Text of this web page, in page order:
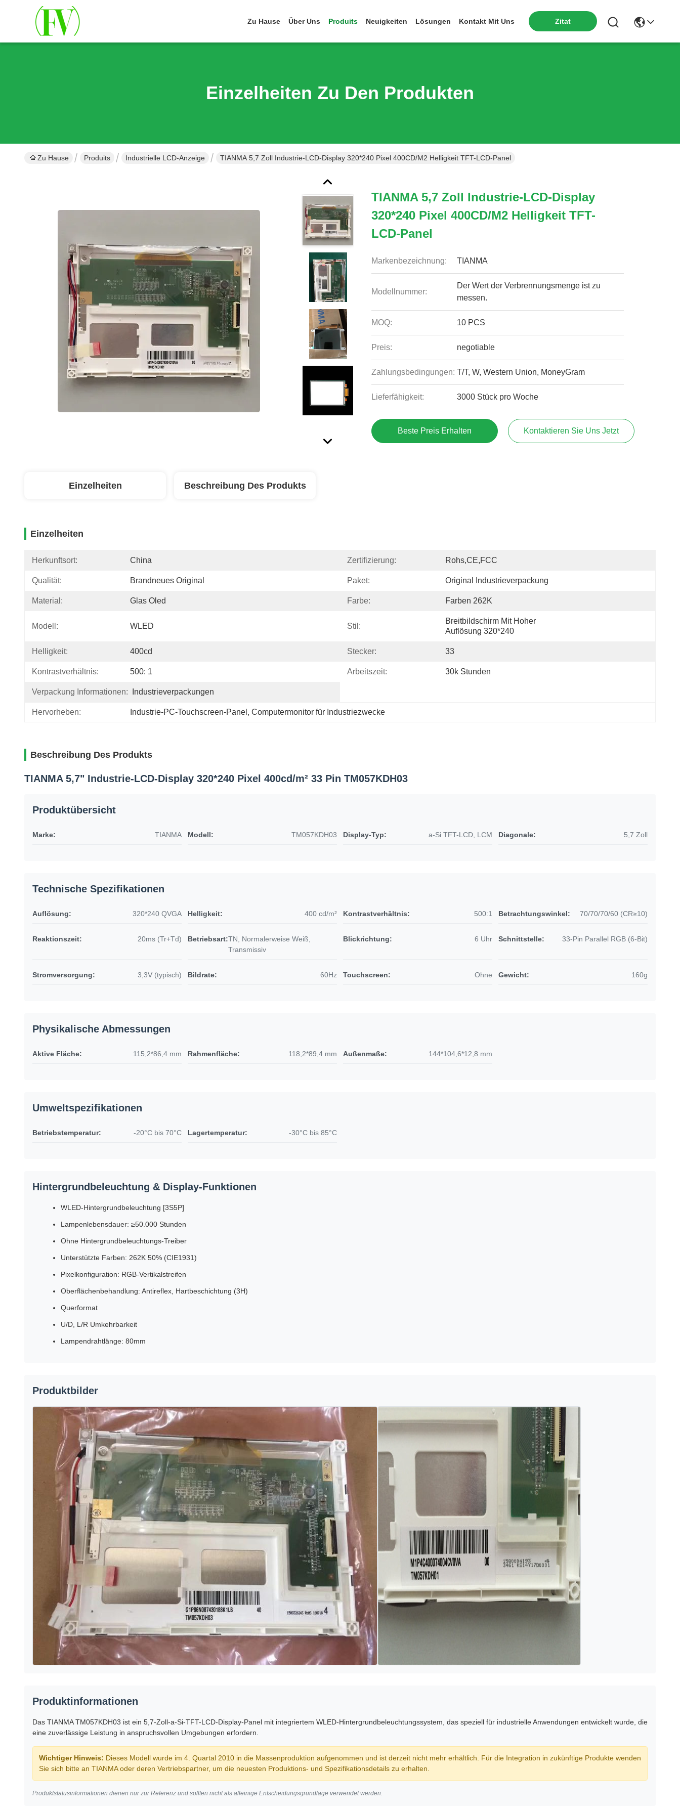
Zu Hause Über Uns Produits Neuigkeiten Lösungen Kontakt Mit Uns Zitat
Einzelheiten Zu Den Produkten
Zu Hause Produits Industrielle LCD-Anzeige TIANMA 5,7 Zoll Industrie-LCD-Display 320*240 Pixel 400CD/M2 Helligkeit TFT-LCD-Panel
TIANMA 5,7 Zoll Industrie-LCD-Display
320*240 Pixel 400CD/M2 Helligkeit TFT-
LCD-Panel
Markenbezeichnung: TIANMA
Modellnummer:
Der Wert der Verbrennungsmenge ist zu
messen.
MOQ: 10 PCS
Preis: negotiable
Zahlungsbedingungen: T/T, W, Western Union, MoneyGram
Lieferfähigkeit: 3000 Stück pro Woche
Beste Preis Erhalten Kontaktieren Sie Uns Jetzt
Einzelheiten Beschreibung Des Produkts
Einzelheiten
Herkunftsort: China Zertifizierung: Rohs,CE,FCC
Qualität: Brandneues Original Paket: Original Industrieverpackung
Material: Glas Oled Farbe: Farben 262K
Modell: WLED Stil:
Breitbildschirm Mit Hoher
Auflösung 320*240
Helligkeit: 400cd Stecker: 33
Kontrastverhältnis: 500: 1 Arbeitszeit: 30k Stunden
Verpackung Informationen: Industrieverpackungen
Hervorheben: Industrie-PC-Touchscreen-Panel , Computermonitor für Industriezwecke
Beschreibung Des Produkts
TIANMA 5,7" Industrie-LCD-Display 320*240 Pixel 400cd/m² 33 Pin TM057KDH03
Produktübersicht
Marke: TIANMA Modell: TM057KDH03 Display-Typ: a-Si TFT-LCD, LCM Diagonale: 5,7 Zoll
Technische Spezifikationen
Auflösung: 320*240 QVGA Helligkeit: 400 cd/m² Kontrastverhältnis: 500:1 Betrachtungswinkel: 70/70/70/60 (CR≥10)
Reaktionszeit: 20ms (Tr+Td) Betriebsart:TN, Normalerweise Weiß,
Transmissiv
Blickrichtung: 6 Uhr Schnittstelle: 33-Pin Parallel RGB (6-Bit)
Stromversorgung: 3,3V (typisch) Bildrate: 60Hz Touchscreen: Ohne Gewicht: 160g
Physikalische Abmessungen
Aktive Fläche: 115,2*86,4 mm Rahmenfläche: 118,2*89,4 mm Außenmaße: 144*104,6*12,8 mm
Umweltspezifikationen
Betriebstemperatur: -20°C bis 70°C Lagertemperatur: -30°C bis 85°C
Hintergrundbeleuchtung & Display-Funktionen
WLED-Hintergrundbeleuchtung [3S5P]
Lampenlebensdauer: ≥50.000 Stunden
Ohne Hintergrundbeleuchtungs-Treiber
Unterstützte Farben: 262K 50% (CIE1931)
Pixelkonfiguration: RGB-Vertikalstreifen
Oberflächenbehandlung: Antireflex, Hartbeschichtung (3H)
Querformat
U/D, L/R Umkehrbarkeit
Lampendrahtlänge: 80mm
Produktbilder
Produktinformationen
Das TIANMA TM057KDH03 ist ein 5,7-Zoll-a-Si-TFT-LCD-Display-Panel mit integriertem WLED-Hintergrundbeleuchtungssystem, das speziell für industrielle Anwendungen entwickelt wurde, die
eine zuverlässige Leistung in anspruchsvollen Umgebungen erfordern.
Wichtiger Hinweis: Dieses Modell wurde im 4. Quartal 2010 in die Massenproduktion aufgenommen und ist derzeit nicht mehr erhältlich. Für die Integration in zukünftige Produkte wenden
Sie sich bitte an TIANMA oder deren Vertriebspartner, um die neuesten Produktions- und Spezifikationsdetails zu erhalten.
Produktstatusinformationen dienen nur zur Referenz und sollten nicht als alleinige Entscheidungsgrundlage verwendet werden.